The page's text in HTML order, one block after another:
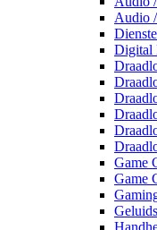
Audio
Digital
Game
Game